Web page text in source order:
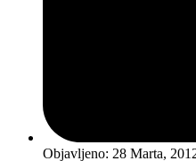
Objavljeno: 28 Marta,